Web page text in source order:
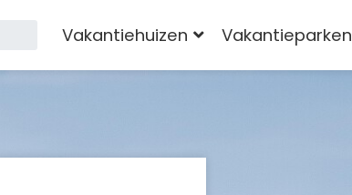
Vakantiehuizen Vakantieparken